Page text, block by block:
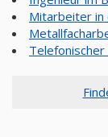
Mitarbeiter